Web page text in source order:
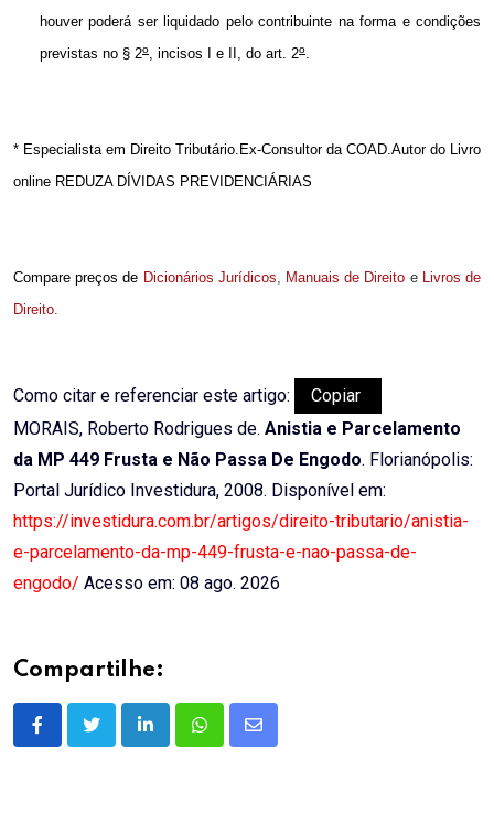
houver poderá ser liquidado pelo contribuinte na forma e condições
previstas no § 2o , incisos I e II, do art. 2o
* Especialista em Direito Tributário.Ex-Consultor da COAD.Autor do Livro
online REDUZA DÍVIDAS PREVIDENCIÁRIAS
Compare preços de Dicionários Jurídicos Manuais de Direito e
Livros de
Direito
Como citar e referenciar este artigo:
Copiar
MORAIS, Roberto Rodrigues de. Anistia e Parcelamento
da MP 449 Frusta e Não Passa De Engodo. Florianópolis:
Portal Jurídico Investidura, 2008. Disponível em:
https://investidura.com.br/artigos/direito-tributario/anistia-
e-parcelamento-da-mp-449-frusta-e-nao-passa-de-
engodo/ Acesso em: 08 ago. 2026
Compartilhe:
LinkedInWhatsappShare